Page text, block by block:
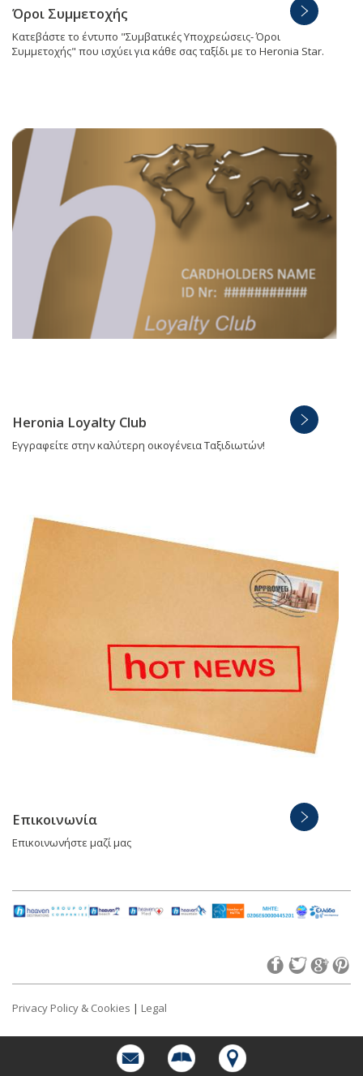
Όροι Συμμετοχής
Κατεβάστε το έντυπο "Συμβατικές Υποχρεώσεις- Όροι
Συμμετοχής" που ισχύει για κάθε σας ταξίδι με το Heronia Star.
Heronia Loyalty Club
Εγγραφείτε στην καλύτερη οικογένεια Ταξιδιωτών!
Επικοινωνία
Επικοινωνήστε μαζί μας
Privacy Policy & Cookies | Legal
©2015 Heronia Travel. All rights reserved. Created by